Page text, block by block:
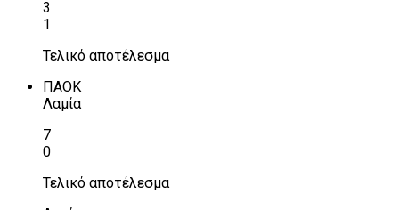
3
1
Τελικό αποτέλεσμα
ΠΑΟΚ
Λαμία
7
0
Τελικό αποτέλεσμα